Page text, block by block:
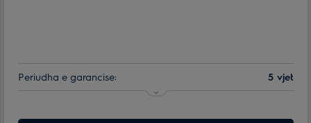
Periudha e garancise: 5 vjet